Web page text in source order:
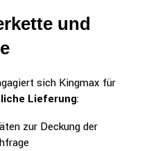
und
sich Kingmax für
Lieferung:
zur Deckung der